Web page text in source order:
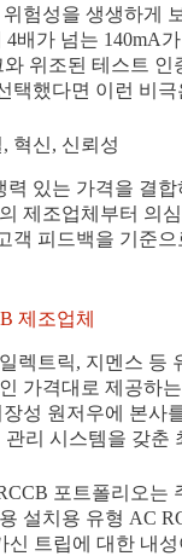
험성을 생생하게
배가 넘는 140mA
위조된 테스트
택했다면 이런 비
혁신, 신뢰성
있는 가격을 결
제조업체부터 의
객 피드백을 기준
제조업체
렉트릭, 지멘스
가격대로 제공하
성 원저우에 본
관리 시스템을 갖
포트폴리오는
설치용 유형 AC
트립에 대한 내